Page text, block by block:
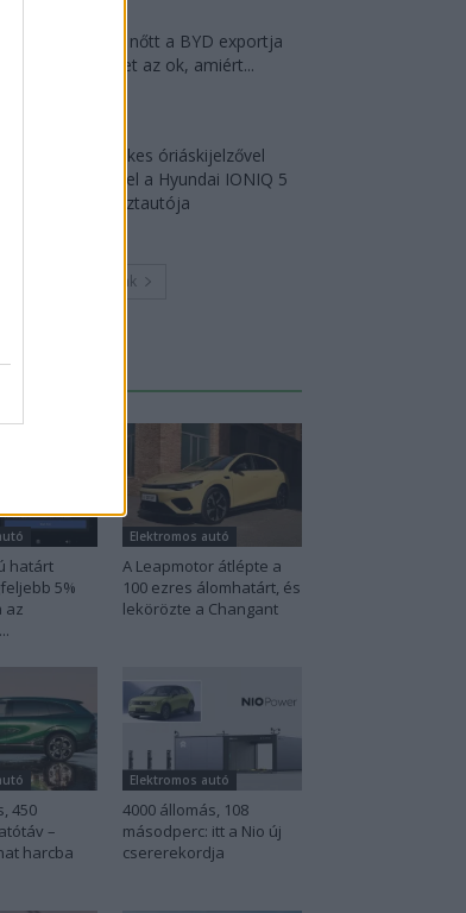
124%-kal nőtt a BYD exportja
— ez lehet az ok, amiért...
18 hüvelykes óriáskijelzővel
bukkant fel a Hyundai IONIQ 5
titkos tesztautója
Továbbiak
határt
5%
az
Elektromos autó
A Leapmotor átlépte a
100 ezres álomhatárt, és
lekörözte a Changant
450
–
harcba
Elektromos autó
4000 állomás, 108
másodperc: itt a Nio új
csererekordja